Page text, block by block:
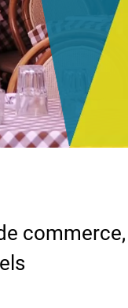
commerce,